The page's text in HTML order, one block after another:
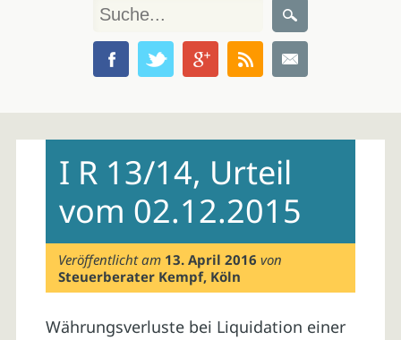
contentI R 13/14, Urteil
vom 02.12.2015
Veröffentlicht am 13. April 2016 von
Steuerberater Kempf, Köln
Währungsverluste bei Liquidation einer